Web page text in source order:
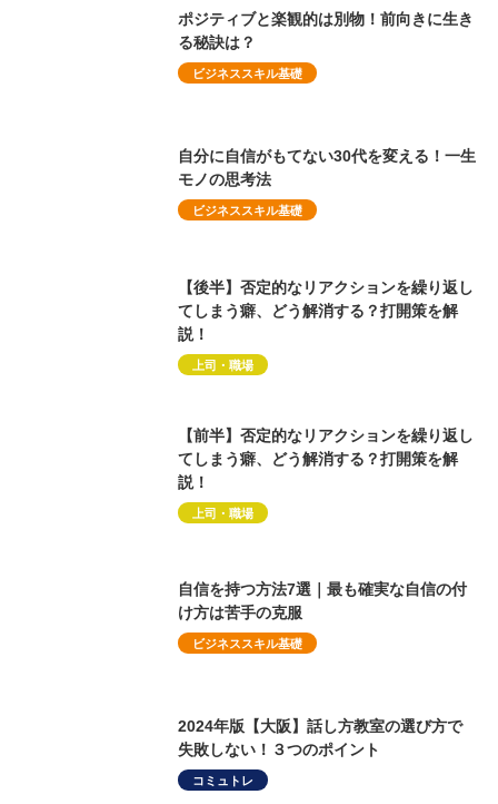
ポジティブと楽観的は別物！前向きに生き
る秘訣は？
ビジネススキル基礎
自分に自信がもてない30代を変える！一生
モノの思考法
ビジネススキル基礎
【後半】否定的なリアクションを繰り返し
てしまう癖、どう解消する？打開策を解
説！
上司・職場
【前半】否定的なリアクションを繰り返し
てしまう癖、どう解消する？打開策を解
説！
上司・職場
自信を持つ方法7選｜最も確実な自信の付
け方は苦手の克服
ビジネススキル基礎
2024年版【大阪】話し方教室の選び方で
失敗しない！３つのポイント
コミュトレ